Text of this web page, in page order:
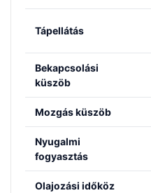
Tápellátás
Bekapcsolási
küszöb
Mozgás küszöb
Nyugalmi
fogyasztás
Olajozási időköz